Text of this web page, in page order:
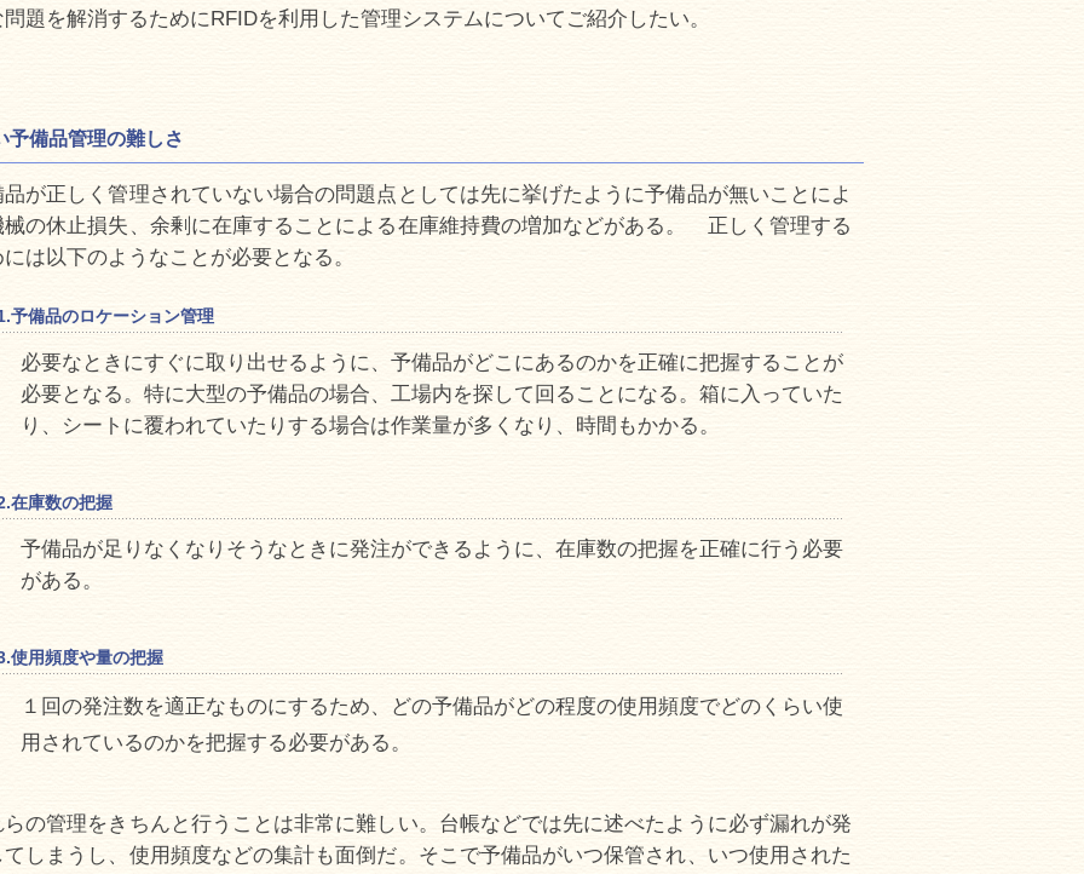
題を解消するためにRFIDを利用した管理システムについてご紹介したい。
予備品管理の難しさ
品が正しく管理されていない場合の問題点としては先に挙げたように予備品が無いことによ
械の休止損失、余剰に在庫することによる在庫維持費の増加などがある。 正しく管理する
は以下のようなことが必要となる。
予備品のロケーション管理
必要なときにすぐに取り出せるように、予備品がどこにあるのかを正確に把握することが
必要となる。特に大型の予備品の場合、工場内を探して回ることになる。箱に入っていた
り、シートに覆われていたりする場合は作業量が多くなり、時間もかかる。
在庫数の把握
予備品が足りなくなりそうなときに発注ができるように、在庫数の把握を正確に行う必要
がある。
使用頻度や量の把握
１回の発注数を適正なものにするため、どの予備品がどの程度の使用頻度でどのくらい使
用されているのかを把握する必要がある。
らの管理をきちんと行うことは非常に難しい。台帳などでは先に述べたように必ず漏れが発
てしまうし、使用頻度などの集計も面倒だ。そこで予備品がいつ保管され、いつ使用された